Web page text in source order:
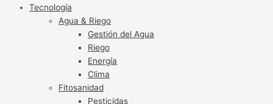
Tecnología
Agua & Riego
Gestión del Agua
Riego
Energía
Clima
Fitosanidad
Pesticidas